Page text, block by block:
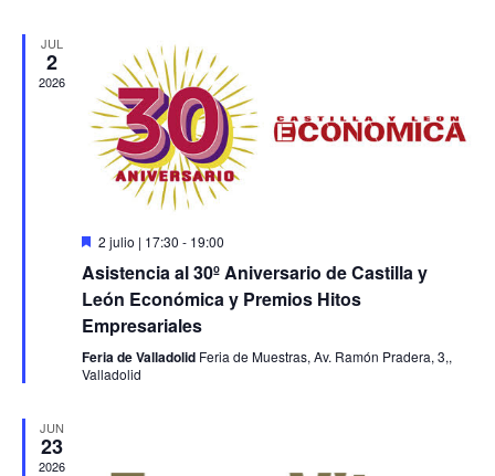
JUL
2
2026
Destacado
2 julio | 17:30 - 19:00
Asistencia al 30º Aniversario de Castilla y
León Económica y Premios Hitos
Empresariales
Feria de Valladolid Feria de Muestras, Av. Ramón Pradera, 3,,
Valladolid
JUN
23
2026